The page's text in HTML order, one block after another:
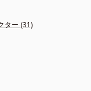
ター (31)